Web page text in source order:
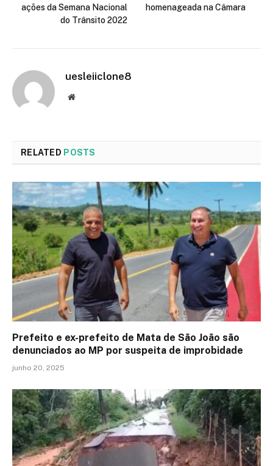
ações da Semana Nacional
do Trânsito 2022
homenageada na Câmara
uesleiiclone8
Website
RELATED POSTS
Prefeito e ex-prefeito de Mata de São João são
denunciados ao MP por suspeita de improbidade
junho 20, 2025